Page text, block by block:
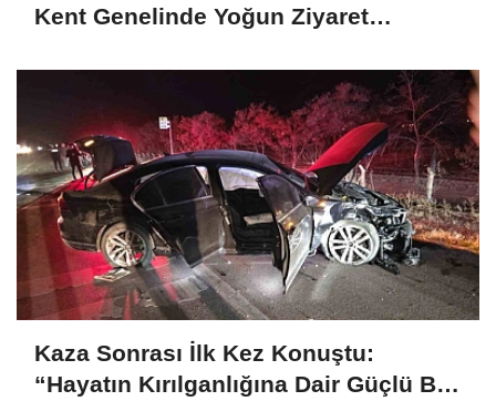
Kent Genelinde Yoğun Ziyaret
Kaza Sonrası İlk Kez Konuştu:
“Hayatın Kırılganlığına Dair Güçlü Bir